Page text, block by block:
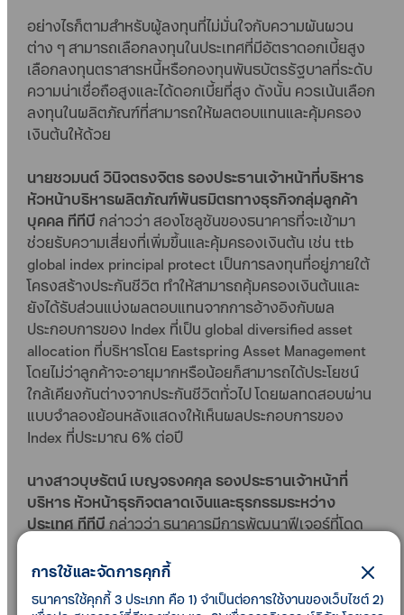
อย่างไรก็ตามสำหรับผู้ลงทุนที่ไม่มั่นใจกับความผันผวน
ต่าง ๆ สามารถเลือกลงทุนในประเทศที่มีอัตราดอกเบี้ยสูง
เลือกลงทุนตราสารหนี้หรือกองทุนพันธบัตรรัฐบาลที่ระดับ
ความน่าเชื่อถือสูงและได้ดอกเบี้ยที่สูง ดังนั้น ควรเน้นเลือก
ลงทุนในผลิตภัณฑ์ที่สามารถให้ผลตอบแทนและคุ้มครอง
เงินต้นให้ด้วย
นายชวมนต์ วินิจตรงจิตร รองประธานเจ้าหน้าที่บริหาร
หัวหน้าบริหารผลิตภัณฑ์พันธมิตรทางธุรกิจกลุ่มลูกค้า
บุคคล ทีทีบี กล่าวว่า สองโซลูชันของธนาคารที่จะเข้ามา
ช่วยรับความเสี่ยงที่เพิ่มขึ้นและคุ้มครองเงินต้น เช่น ttb
global index principal protect เป็นการลงทุนที่อยู่ภายใต้
โครงสร้างประกันชีวิต ทำให้สามารถคุ้มครองเงินต้นและ
ยังได้รับส่วนแบ่งผลตอบแทนจากการอ้างอิงกับผล
ประกอบการของ Index ที่เป็น global diversified asset
allocation ที่บริหารโดย Eastspring Asset Management
โดยไม่ว่าลูกค้าจะอายุมากหรือน้อยก็สามารถได้ประโยชน์
ใกล้เคียงกันต่างจากประกันชีวิตทั่วไป โดยผลทดสอบผ่าน
แบบจำลองย้อนหลังแสดงให้เห็นผลประกอบการของ
Index ที่ประมาณ 6% ต่อปี
นางสาวบุษรัตน์ เบญจรงคกุล รองประธานเจ้าหน้าที่
บริหาร หัวหน้าธุรกิจตลาดเงินและธุรกรรมระหว่าง
ประเทศ ทีทีบี กล่าวว่า ธนาคารมีการพัฒนาฟีเจอร์ที่โดด
เงินระหว่างประเทศ โดยเฉพาะในเรื่องของอัตราแลก
เปลี่ยน ซึ่งผู้ประกอบการสามารถโอนเงินผ่านสมาร์ทโฟน
ด้วยฟีเจอร์ต่าง ๆ สามารถทำธุรกรรมการโอนได้ตลอด 24
การใช้และจัดการคุกกี้
ธนาคารใช้คุกกี้ 3 ประเภท คือ 1) จำเป็นต่อการใช้งานของเว็บไซต์ 2)